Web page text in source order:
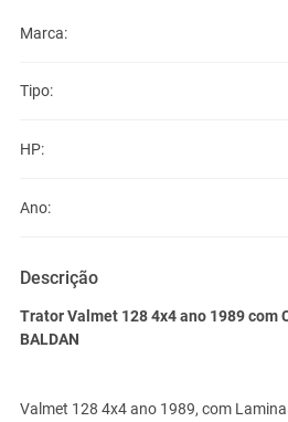
Marca:
Tipo:
HP:
Ano:
Descrição
Trator Valmet 128 4x4 ano 1989 com
BALDAN
Valmet 128 4x4 ano 1989, com Lamina